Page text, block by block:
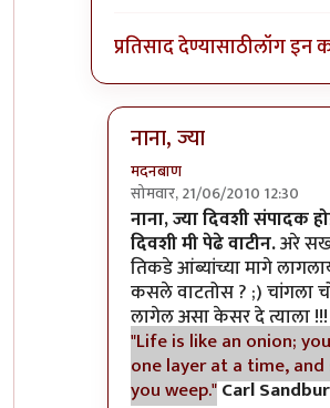
प्रतिसाद देण्यासाठीलॉग इन
नाना, ज्या
मदनबाण
सोमवार, 21/06/2010 12:30
In reply to>>काहीbyII
नाना, ज्या दिवशी संपादक
दिवशी मी पेढे वाटीन.अरे
तिकडे आंब्यांच्या मागे
कसले वाटतोस ? ;) चांगला
लागेल असा केसर दे त्याला
"Life is like an onion;
one layer at a time,
you weep."Carl